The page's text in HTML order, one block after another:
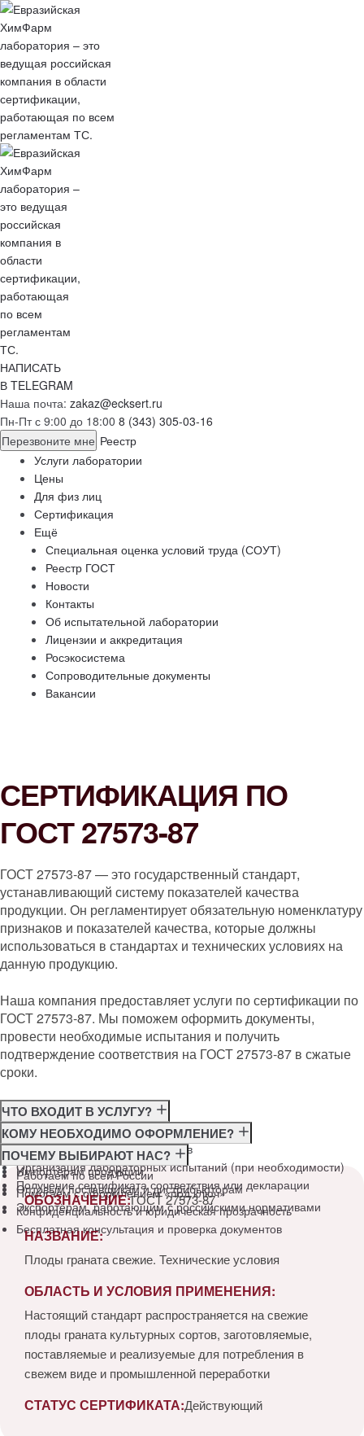
НАПИСАТЬ
В TELEGRAM
Наша почта: zakaz@ecksert.ru
Пн-Пт с 9:00 до 18:00 8 (343) 305-03-16
Перезвоните мне Реестр
Услуги лаборатории
Цены
Для физ лиц
Сертификация
Ещё
Специальная оценка условий труда (СОУТ)
Реестр ГОСТ
Новости
Контакты
Об испытательной лаборатории
Лицензии и аккредитация
Росэкосистема
Сопроводительные документы
Вакансии
СЕРТИФИКАЦИЯ ПО
ГОСТ 27573-87
ГОСТ 27573-87 — это государственный стандарт,
устанавливающий систему показателей качества
продукции. Он регламентирует обязательную номенклатуру
признаков и показателей качества, которые должны
использоваться в стандартах и технических условиях на
данную продукцию.
Наша компания предоставляет услуги по сертификации по
ГОСТ 27573-87. Мы поможем оформить документы,
провести необходимые испытания и получить
подтверждение соответствия на ГОСТ 27573-87 в сжатые
сроки.
ЧТО ВХОДИТ В УСЛУГУ?
Консультация по требованиям ГОСТ
Подготовка и подача документов
Организация лабораторных испытаний (при необходимости)
Получение сертификата соответствия или декларации
КОМУ НЕОБХОДИМО ОФОРМЛЕНИЕ?
Производителям
Импортёрам продукции
Оптовым поставщикам и дистрибьюторам
Экспортёрам, работающим с российскими нормативами
ПОЧЕМУ ВЫБИРАЮТ НАС?
Работаем по всей России
Помогаем с оформлением «под ключ»
Конфиденциальность и юридическая прозрачность
Бесплатная консультация и проверка документов
ОБОЗНАЧЕНИЕ:ГОСТ 27573-87
НАЗВАНИЕ:
Плоды граната свежие. Технические условия
ОБЛАСТЬ И УСЛОВИЯ ПРИМЕНЕНИЯ:
Настоящий стандарт распространяется на свежие
плоды граната культурных сортов, заготовляемые,
поставляемые и реализуемые для потребления в
свежем виде и промышленной переработки
СТАТУС СЕРТИФИКАТА:Действующий